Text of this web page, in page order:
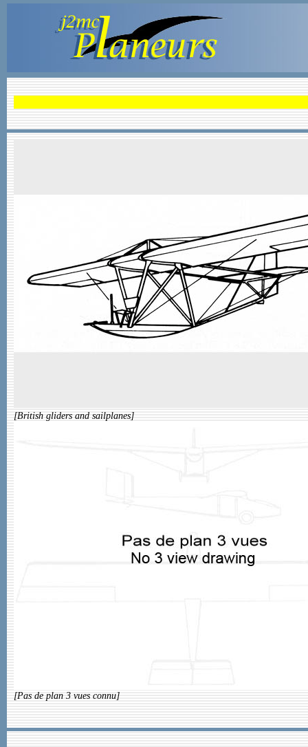
[British gliders and sailplanes]
[Pas de plan 3 vues connu]